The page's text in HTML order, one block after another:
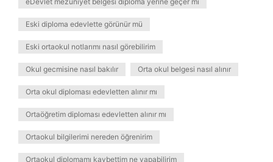
Eski diploma edevlette görünür mü
Eski ortaokul notlarımı nasıl görebilirim
Okul gecmisine nasıl bakılır Orta okul belgesi nasıl alınır
Orta okul diploması edevletten alınır mı
Ortaöğretim diploması edevletten alınır mı
Ortaokul bilgilerimi nereden öğrenirim
Ortaokul diplomamı kaybettim ne yapabilirim